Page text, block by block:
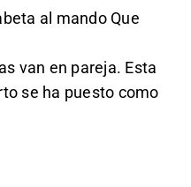
al mando Que
van en pareja. Esta
se ha puesto como